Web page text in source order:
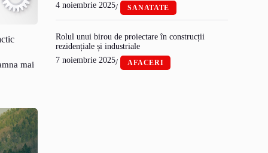
mai
4 noiembrie 2025/ SANATATE
Rolul unui birou de proiectare în construcții
rezidențiale și industriale
7 noiembrie 2025/ AFACERI